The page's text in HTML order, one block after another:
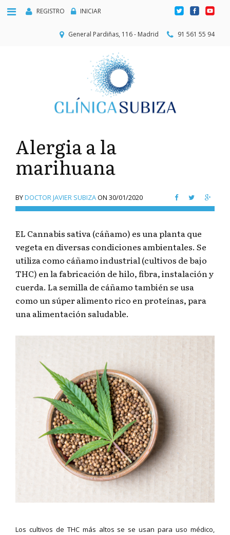
REGISTRO INICIAR
General Pardiñas, 116 - Madrid 91 561 55 94
Alergia a la
marihuana
BYDOCTOR JAVIER SUBIZAON 30/01/2020
EL Cannabis sativa (cáñamo) es una planta que
vegeta en diversas condiciones ambientales. Se
utiliza como cáñamo industrial (cultivos de bajo
THC) en la fabricación de hilo, fibra, instalación y
cuerda. La semilla de cáñamo también se usa
como un súper alimento rico en proteínas, para
una alimentación saludable.
Los cultivos de THC más altos se se usan para uso médico,